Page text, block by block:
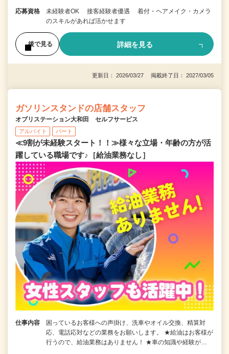
応募資格
未経験者OK 接客経験者優遇 着付・ヘアメイク・カメラ
のスキルがあれば活かせます
後で見る 詳細を見る
更新日： 2026/03/27 掲載終了日： 2027/03/05
ガソリンスタンドの店舗スタッフ
オブリステーション大和田 セルフサービス
アルバイト パート
≪9割が未経験スタート！！≫様々な立場・年齢の方が活
躍している職場です♪［給油業務なし］
仕事内容
困っているお客様への声掛け、洗車やオイル交換、精算対
応、電話応対などの業務をお願いします。 ★給油はお客様が
行うので、給油業務はありません！ ★車の知識や経験が…